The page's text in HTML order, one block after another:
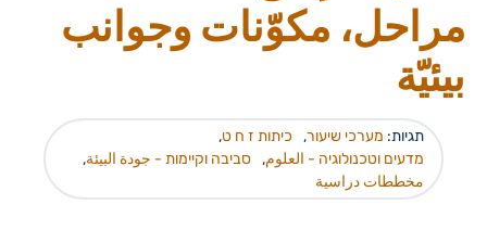
مراحل، مكوّنات وجوانب
بيئيّة
תגיות: מערכי שיעור, כיתות ז ח ט,
מדעים וטכנולוגיה - العلوم, סביבה וקיימות - جودة البيئة,
مخططات دراسية